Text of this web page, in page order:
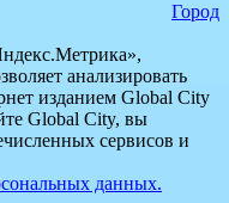
Город
анализировать
изданием Global City
Global City, вы
сервисов и
данных.